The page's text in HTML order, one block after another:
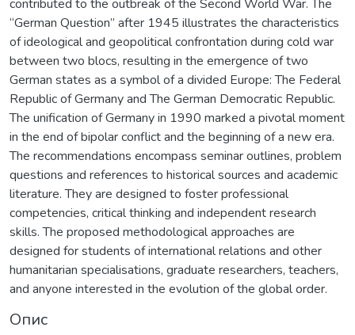
contributed to the outbreak of the Second World War. The
“German Question” after 1945 illustrates the characteristics
of ideological and geopolitical confrontation during cold war
between two blocs, resulting in the emergence of two
German states as a symbol of a divided Europe: The Federal
Republic of Germany and The German Democratic Republic.
The unification of Germany in 1990 marked a pivotal moment
in the end of bipolar conflict and the beginning of a new era.
The recommendations encompass seminar outlines, problem
questions and references to historical sources and academic
literature. They are designed to foster professional
competencies, critical thinking and independent research
skills. The proposed methodological approaches are
designed for students of international relations and other
humanitarian specialisations, graduate researchers, teachers,
and anyone interested in the evolution of the global order.
Опис